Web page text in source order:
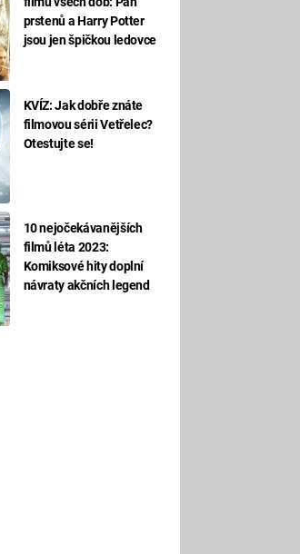
prstenů a Harry Potter
jsou jen špičkou ledovce
KVÍZ: Jak dobře znáte
filmovou sérii Vetřelec?
Otestujte se!
10 nejočekávanějších
filmů léta 2023:
Komiksové hity doplní
návraty akčních legend